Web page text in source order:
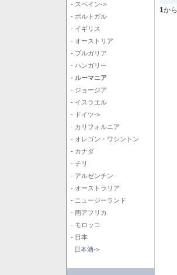
- スペイン->
- ポルトガル
- イギリス
- オーストリア
- ブルガリア
- ハンガリー
- ルーマニア
- ジョージア
- イスラエル
- ドイツ->
- カリフォルニア
- オレゴン・ワシントン
- カナダ
- チリ
- アルゼンチン
- オーストラリア
- ニュージーランド
- 南アフリカ
- モロッコ
- 日本
日本酒->
1から